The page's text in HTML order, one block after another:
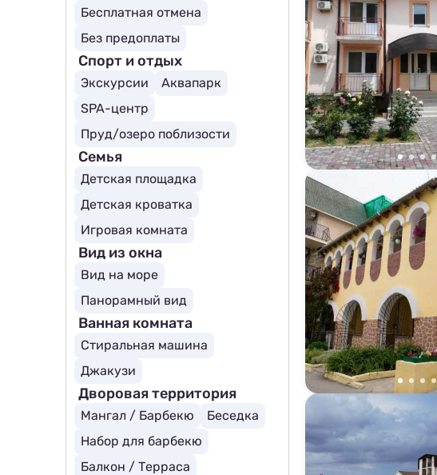
Бесплатная отмена
Без предоплаты
Спорт и отдых
Экскурсии
Аквапарк
SPA-центр
Пруд/озеро поблизости
Семья
Детская площадка
Детская кроватка
Игровая комната
Вид из окна
Вид на море
Панорамный вид
Ванная комната
Стиральная машина
Джакузи
Дворовая территория
Мангал / Барбекю
Беседка
Набор для барбекю
Балкон / Терраса